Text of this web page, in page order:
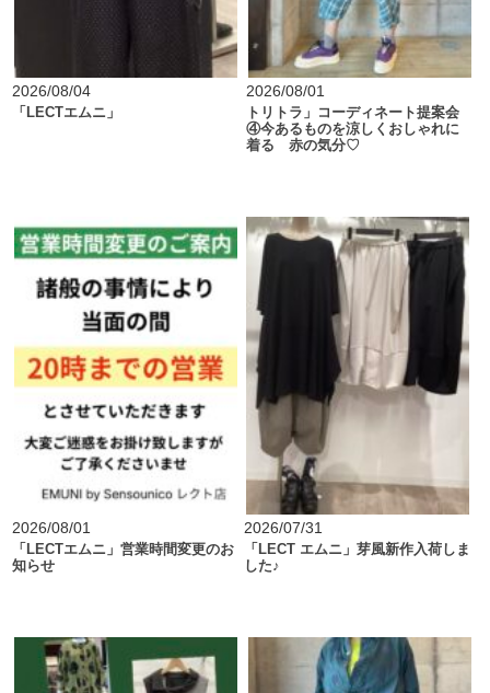
2026/08/04
「LECTエムニ」
2026/08/01
トリトラ」コーディネート提案会
④今あるものを涼しくおしゃれに
着る 赤の気分♡
2026/08/01
「LECTエムニ」営業時間変更のお
知らせ
2026/07/31
「LECT エムニ」芽風新作入荷しま
した♪